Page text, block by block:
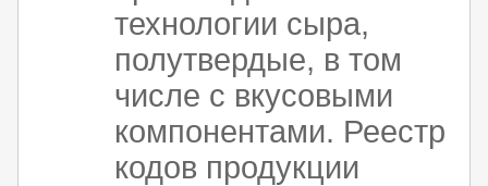
технологии сыра,
полутвердые, в том
числе с вкусовыми
компонентами. Реестр
кодов продукции